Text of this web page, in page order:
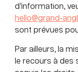
d’information,
hello@grand-
sont prévues
Par ailleurs, la
le recours à des